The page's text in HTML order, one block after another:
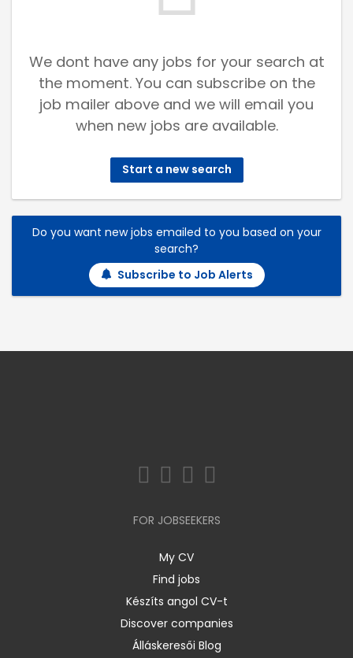
We dont have any jobs for your search at
the moment. You can subscribe on the
job mailer above and we will email you
when new jobs are available.
Start a new search
Do you want new jobs emailed to you based on your
search?
Subscribe to Job Alerts
FOR JOBSEEKERS
My CV
Find jobs
Készíts angol CV-t
Discover companies
Álláskeresői Blog